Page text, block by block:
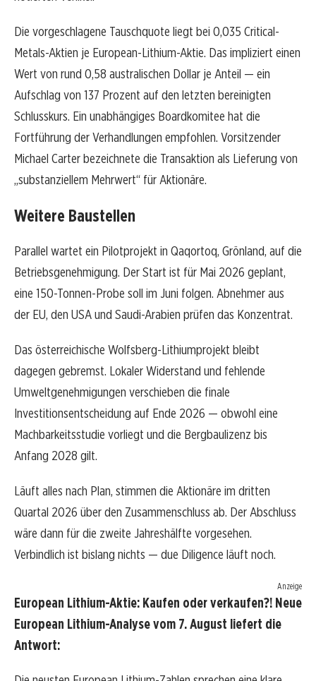
Die vorgeschlagene Tauschquote liegt bei 0,035 Critical-
Metals-Aktien je European-Lithium-Aktie. Das impliziert einen
Wert von rund 0,58 australischen Dollar je Anteil — ein
Aufschlag von 137 Prozent auf den letzten bereinigten
Schlusskurs. Ein unabhängiges Boardkomitee hat die
Fortführung der Verhandlungen empfohlen. Vorsitzender
Michael Carter bezeichnete die Transaktion als Lieferung von
„substanziellem Mehrwert“ für Aktionäre.
Weitere Baustellen
Parallel wartet ein Pilotprojekt in Qaqortoq, Grönland, auf die
Betriebsgenehmigung. Der Start ist für Mai 2026 geplant,
eine 150-Tonnen-Probe soll im Juni folgen. Abnehmer aus
der EU, den USA und Saudi-Arabien prüfen das Konzentrat.
Das österreichische Wolfsberg-Lithiumprojekt bleibt
dagegen gebremst. Lokaler Widerstand und fehlende
Umweltgenehmigungen verschieben die finale
Investitionsentscheidung auf Ende 2026 — obwohl eine
Machbarkeitsstudie vorliegt und die Bergbaulizenz bis
Anfang 2028 gilt.
Läuft alles nach Plan, stimmen die Aktionäre im dritten
Quartal 2026 über den Zusammenschluss ab. Der Abschluss
wäre dann für die zweite Jahreshälfte vorgesehen.
Verbindlich ist bislang nichts — due Diligence läuft noch.
Anzeige
European Lithium-Aktie: Kaufen oder verkaufen?! Neue
European Lithium-Analyse vom 7. August liefert die
Antwort: